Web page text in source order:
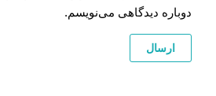
دوباره دیدگاهی می‌نویسم.